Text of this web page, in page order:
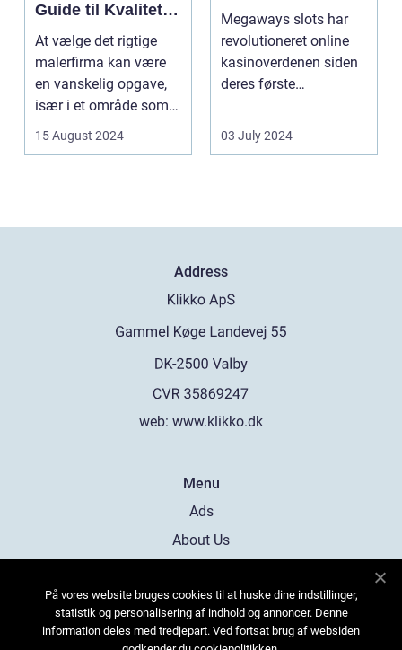
Guide til Kvalitet
og Service
At vælge det rigtige
malerfirma kan være
en vanskelig opgave,
især i et område som
Frederiksberg, hv...
15 August 2024
Megaways slots har
revolutioneret online
kasinoverdenen siden
deres første
spillea...
03 July 2024
Address
web: www.klikko.dk
Menu
Ads
About Us
Contact
Sitemap
På vores website bruges cookies til at huske dine indstillinger,
statistik og personalisering af indhold og annoncer. Denne
information deles med tredjepart. Ved fortsat brug af websiden